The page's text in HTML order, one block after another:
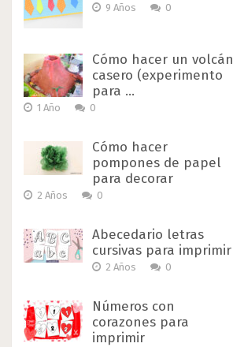
9 Años 0
Cómo hacer un volcán
casero (experimento
para …
1 Año 0
Cómo hacer
pompones de papel
para decorar
2 Años 0
Abecedario letras
cursivas para imprimir
2 Años 0
Números con
corazones para
imprimir